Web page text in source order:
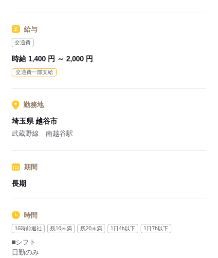
※通勤は原則公共交通機関。車通勤は応相談。
■おすすめポイント
◎週3日～勤務可！日勤のみでオンコール対応もないため、プラ
◎昇給・賞与制度もあり、日々の業務に対するモチベーション
アップに繋がります。
給与
交通費
時給 1,400 円 ～ 2,000 円
交通費一部支給
勤務地
埼玉県 越谷市
武蔵野線 南越谷駅
期間
長期
時間
16時前退社 残10未満 残20未満 1日4h以下 1日7h以下
■シフト
日勤のみ